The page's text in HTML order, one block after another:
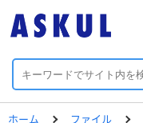
ホーム ファイル